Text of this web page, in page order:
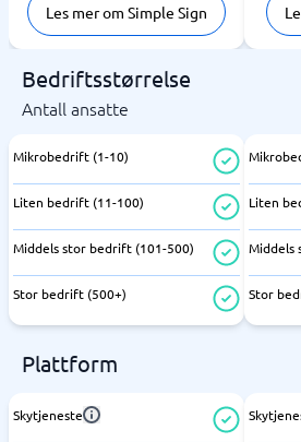
Les mer om Simple Sign
Bedriftsstørrelse
Antall ansatte
Mikrobedrift (1-10)
Liten bedrift (11-100)
Middels stor bedrift (101-500)
Stor bedrift (500+)
Liten
Middels
Stor
Plattform
Skytjeneste